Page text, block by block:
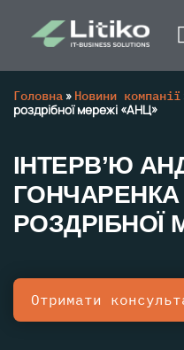
Головна » Новини компанії
роздрібної мережі «АНЦ»
ІНТЕРВ’Ю
ГОНЧАРЕНКА
РОЗДРІБНОЇ
Отримати